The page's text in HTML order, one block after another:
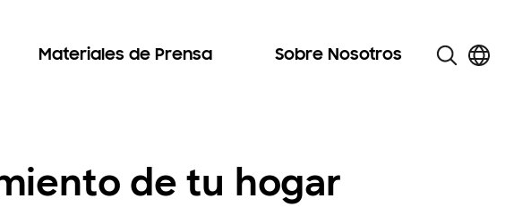
Materiales de Prensa Sobre Nosotros
de tu hogar